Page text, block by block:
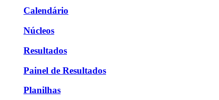
Calendário
Núcleos
Resultados
Painel de Resultados
Planilhas